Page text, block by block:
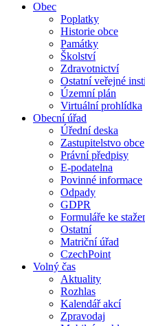
Obec
Poplatky
Historie obce
Památky
Školství
Zdravotnictví
Ostatní veřejné
Územní plán
Virtuální prohlídka
Obecní úřad
Úřední deska
Zastupitelstvo obce
Právní předpisy
E-podatelna
Povinné informace
Odpady
GDPR
Formuláře ke
Ostatní
Matriční úřad
CzechPoint
Volný čas
Aktuality
Rozhlas
Kalendář akcí
Zpravodaj